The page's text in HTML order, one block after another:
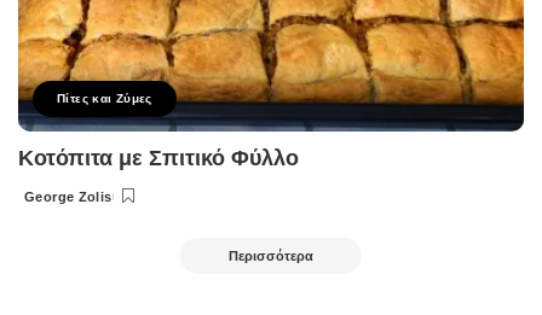
Πίτες και Ζύμες
Κοτόπιτα με Σπιτικό Φύλλο
Posted
George Zolis
Περισσότερα